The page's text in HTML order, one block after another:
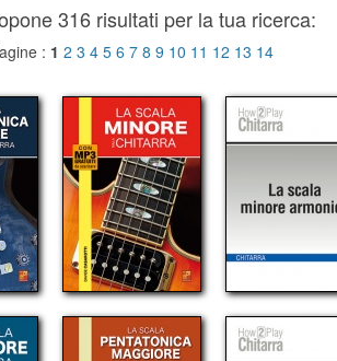
316 risultati per la tua ricerca:
: 1 2 3 4 5 6 7 8 9 10 11 12 13 14